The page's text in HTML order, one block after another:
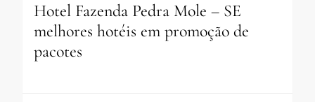
Hotel Fazenda Pedra Mole – SE
melhores hotéis em promoção de
pacotes